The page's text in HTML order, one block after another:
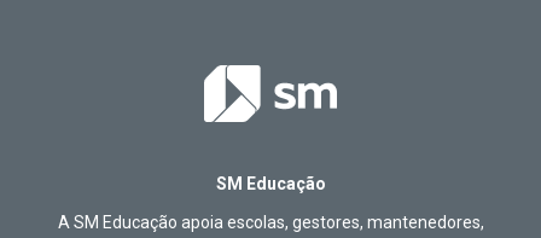
SM Educação
A SM Educação apoia escolas, gestores, mantenedores,